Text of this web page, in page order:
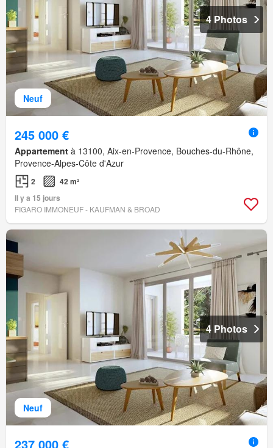
Neuf
4 Photos
245 000 €
Appartement à 13100, Aix-en-Provence, Bouches-du-Rhône,
Provence-Alpes-Côte d'Azur
2
42 m²
Il y a 15 jours
FIGARO IMMONEUF - KAUFMAN & BROAD
Neuf
4 Photos
237 000 €